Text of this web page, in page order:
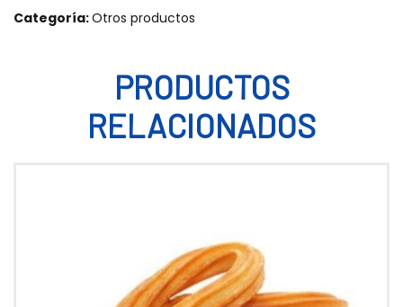
Categoría:Otros productos
PRODUCTOS
RELACIONADOS